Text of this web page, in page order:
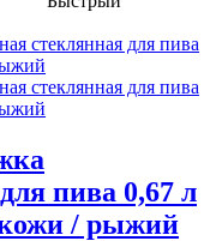
пива 0,67 л
кожи / рыжий